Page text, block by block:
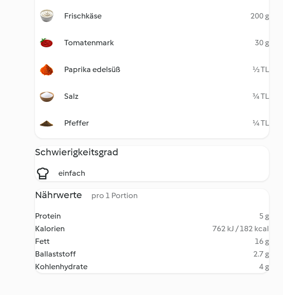
Frischkäse 200 g
Tomatenmark 30 g
Paprika edelsüß ½ TL
Salz ¾ TL
Pfeffer ¼ TL
Schwierigkeitsgrad
einfach
Nährwerte pro 1 Portion
Protein
5 g
Kalorien
762 kJ / 182 kcal
Fett
16 g
Ballaststoff
2.7 g
Kohlenhydrate
4 g